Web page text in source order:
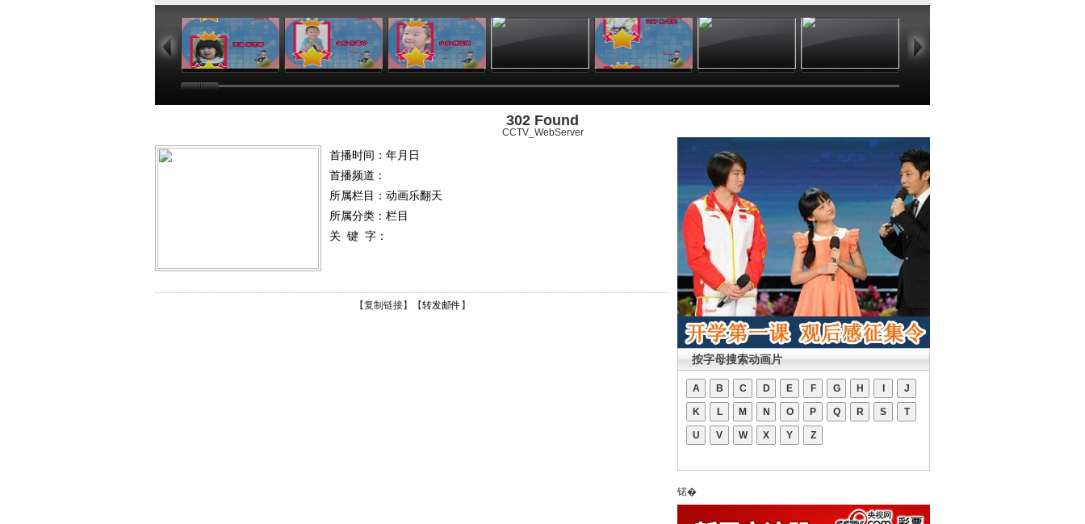
01:03 01:03 01:03 01:03 01:03 01:03 24:41
302 Found
CCTV_WebServer
首播时间：年月日
首播频道：
所属栏目： 动画乐翻天
所属分类：栏目
关 键 字：
【复制链接】【转发邮件 】
按字母搜索动画片
A B C D E F G H J
K L M N O P Q R S T
U V W X Y Z
锘�